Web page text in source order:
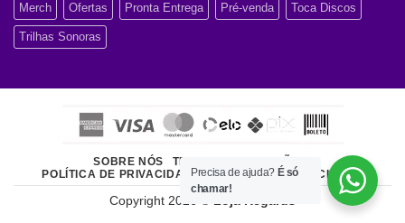
Merch Ofertas Pronta Entrega Pré-venda Toca Discos
Trilhas Sonoras
SOBRE NÓS
TERMOS E CONDIÇÕES
POLÍTICA DE PRIVACIDADE
ATENDIMENTO AO CLIENTE
Copyright 2026 © Loja Regards
Precisa de ajuda? É só
chamar!